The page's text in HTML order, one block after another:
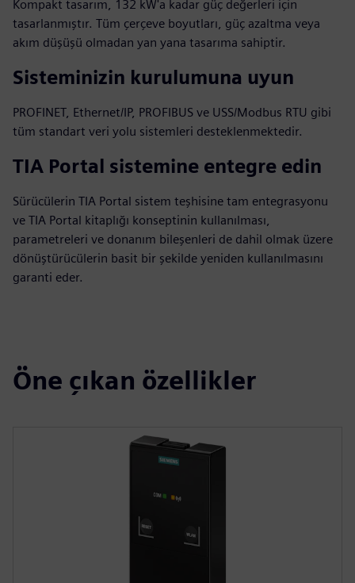
Kompakt tasarım, 132 kW'a kadar güç değerleri için
tasarlanmıştır. Tüm çerçeve boyutları, güç azaltma veya
akım düşüşü olmadan yan yana tasarıma sahiptir.
Sisteminizin kurulumuna uyun
PROFINET, Ethernet/IP, PROFIBUS ve USS/Modbus RTU gibi
tüm standart veri yolu sistemleri desteklenmektedir.
TIA Portal sistemine entegre edin
Sürücülerin TIA Portal sistem teşhisine tam entegrasyonu
ve TIA Portal kitaplığı konseptinin kullanılması,
parametreleri ve donanım bileşenleri de dahil olmak üzere
dönüştürücülerin basit bir şekilde yeniden kullanılmasını
garanti eder.
Öne çıkan özellikler